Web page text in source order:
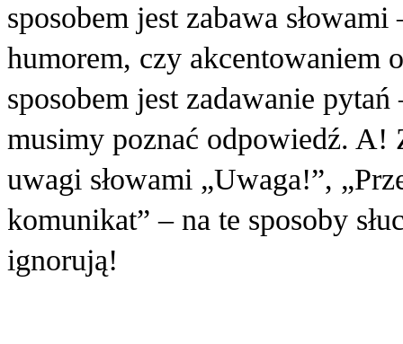
sposobem jest zabawa
humorem, czy akcentowaniem
sposobem jest zadawanie
musimy poznać odpowiedź. A!
uwagi słowami „Uwaga!”,
komunikat” – na te sposoby
ignorują!